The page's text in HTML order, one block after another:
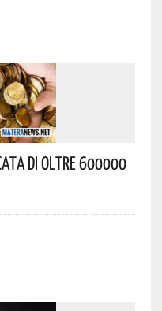
Di Oltre 600000